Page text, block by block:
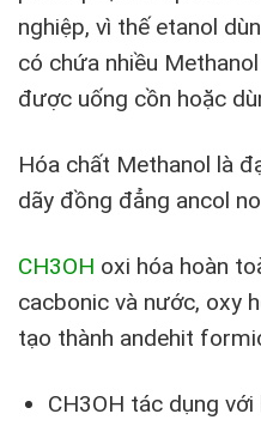
nghiệp, vì thế etanol
có chứa nhiều
được uống cồn hoặc
Hóa chất Methanol là
dãy đồng đẳng ancol no
CH3OH oxi hóa hoàn
cacbonic và nước, oxy
tạo thành andehit
CH3OH tác dụng